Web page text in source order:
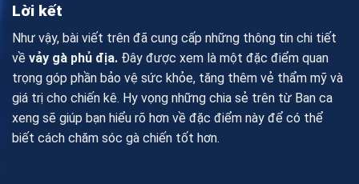
Lời kết
Như vậy, bài viết trên đã cung cấp những thông tin chi tiết
về vảy gà phủ địa. Đây được xem là một đặc điểm quan
trọng góp phần bảo vệ sức khỏe, tăng thêm vẻ thẩm mỹ và
giá trị cho chiến kê. Hy vọng những chia sẻ trên từ Ban ca
xeng sẽ giúp bạn hiểu rõ hơn về đặc điểm này để có thể
biết cách chăm sóc gà chiến tốt hơn.